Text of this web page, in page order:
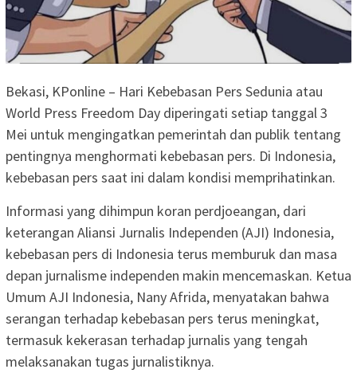
Bekasi, KPonline – Hari Kebebasan Pers Sedunia atau
World Press Freedom Day diperingati setiap tanggal 3
Mei untuk mengingatkan pemerintah dan publik tentang
pentingnya menghormati kebebasan pers. Di Indonesia,
kebebasan pers saat ini dalam kondisi memprihatinkan.
Informasi yang dihimpun koran perdjoeangan, dari
keterangan Aliansi Jurnalis Independen (AJI) Indonesia,
kebebasan pers di Indonesia terus memburuk dan masa
depan jurnalisme independen makin mencemaskan. Ketua
Umum AJI Indonesia, Nany Afrida, menyatakan bahwa
serangan terhadap kebebasan pers terus meningkat,
termasuk kekerasan terhadap jurnalis yang tengah
melaksanakan tugas jurnalistiknya.